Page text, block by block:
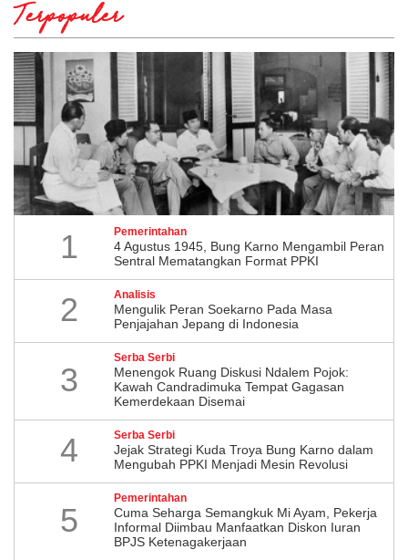
Terpopuler
1 Pemerintahan
4 Agustus 1945, Bung Karno Mengambil Peran
Sentral Mematangkan Format PPKI
2 Analisis
Mengulik Peran Soekarno Pada Masa
Penjajahan Jepang di Indonesia
3
Serba Serbi
Menengok Ruang Diskusi Ndalem Pojok:
Kawah Candradimuka Tempat Gagasan
Kemerdekaan Disemai
4 Serba Serbi
Jejak Strategi Kuda Troya Bung Karno dalam
Mengubah PPKI Menjadi Mesin Revolusi
5
Pemerintahan
Cuma Seharga Semangkuk Mi Ayam, Pekerja
Informal Diimbau Manfaatkan Diskon Iuran
BPJS Ketenagakerjaan